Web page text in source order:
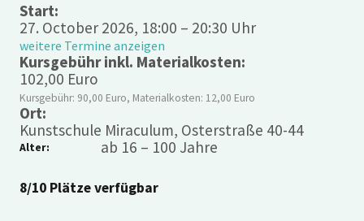
Start:
27. October 2026, 18:00 – 20:30 Uhr
weitere Termine anzeigen
Kursgebühr inkl. Materialkosten:
102,00 Euro
Kursgebühr: 90,00 Euro, Materialkosten: 12,00 Euro
Ort:
Kunstschule Miraculum, Osterstraße 40-44
Alter: ab 16 – 100 Jahre
8/10 Plätze verfügbar